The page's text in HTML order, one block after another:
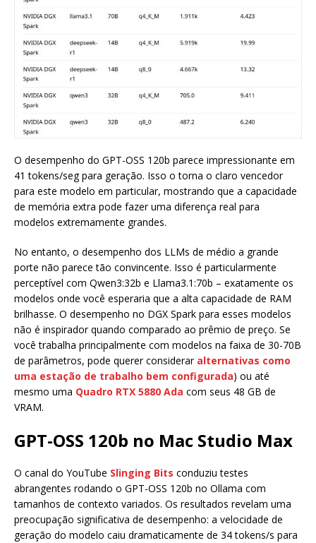
O desempenho do GPT-OSS 120b parece impressionante em
41 tokens/seg para geração. Isso o torna o claro vencedor
para este modelo em particular, mostrando que a capacidade
de memória extra pode fazer uma diferença real para
modelos extremamente grandes.
No entanto, o desempenho dos LLMs de médio a grande
porte não parece tão convincente. Isso é particularmente
perceptível com Qwen3:32b e Llama3.1:70b – exatamente os
modelos onde você esperaria que a alta capacidade de RAM
brilhasse. O desempenho no DGX Spark para esses modelos
não é inspirador quando comparado ao prêmio de preço. Se
você trabalha principalmente com modelos na faixa de 30-70B
de parâmetros, pode querer considerar alternativas como
uma estação de trabalho bem configurada) ou até
mesmo uma Quadro RTX 5880 Ada com seus 48 GB de
VRAM.
GPT-OSS 120b no Mac Studio Max
O canal do YouTube Slinging Bits conduziu testes
abrangentes rodando o GPT-OSS 120b no Ollama com
tamanhos de contexto variados. Os resultados revelam uma
preocupação significativa de desempenho: a velocidade de
geração do modelo caiu dramaticamente de 34 tokens/s para